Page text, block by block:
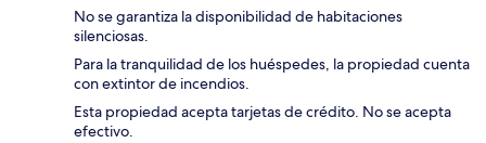
No se garantiza la disponibilidad de habitaciones
silenciosas.
Para la tranquilidad de los huéspedes, la propiedad cuenta
con extintor de incendios.
Esta propiedad acepta tarjetas de crédito. No se acepta
efectivo.